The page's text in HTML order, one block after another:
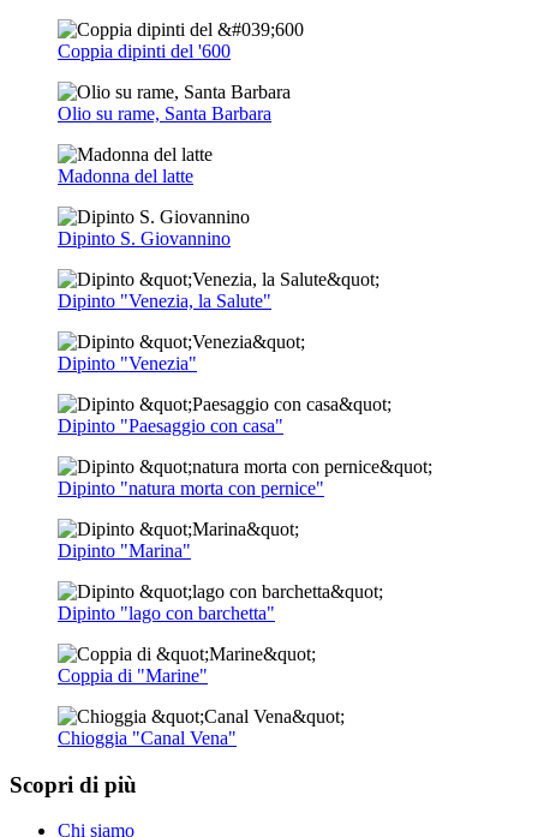
Coppia dipinti del '600
Olio su rame, Santa Barbara
Madonna del latte
Dipinto S. Giovannino
Dipinto "Venezia, la Salute"
Dipinto "Venezia"
Dipinto "Paesaggio con casa"
Dipinto "natura morta con pernice"
Dipinto "Marina"
Dipinto "lago con barchetta"
Coppia di "Marine"
Chioggia "Canal Vena"
Scopri di più
Chi siamo